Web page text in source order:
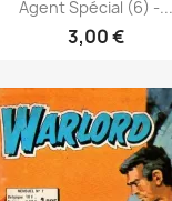
Agent Spécial (6) -...
3,00 €